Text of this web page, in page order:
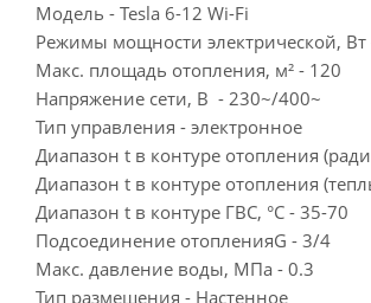
Модель - Tesla 6-12 Wi-Fi
Режимы мощности электрической,
Макс. площадь отопления, м² - 120
Напряжение сети, В - 230~/400~
Тип управления - электронное
Диапазон t в контуре отопления
Диапазон t в контуре отопления
Диапазон t в контуре ГВС, °C - 35-70
Подсоединение отопленияG - 3/4
Макс. давление воды, МПа - 0.3
Тип размещения - Настенное